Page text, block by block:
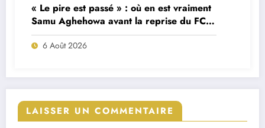
« Le pire est passé » : où en est vraiment
Samu Aghehowa avant la reprise du FC
Porto ?
6 Août 2026
LAISSER UN COMMENTAIRE